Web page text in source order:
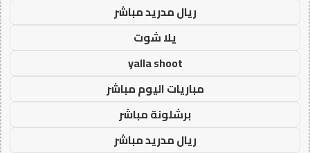
ريال مدريد مباشر
يلا شوت
yalla shoot
مباريات اليوم مباشر
برشلونة مباشر
ريال مدريد مباشر